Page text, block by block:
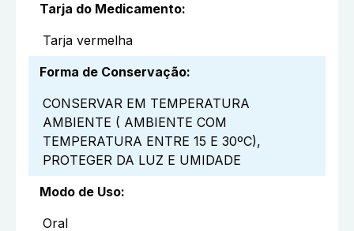
Tarja do Medicamento:
Tarja vermelha
Forma de Conservação:
CONSERVAR EM TEMPERATURA
AMBIENTE ( AMBIENTE COM
TEMPERATURA ENTRE 15 E 30ºC),
PROTEGER DA LUZ E UMIDADE
Modo de Uso:
Oral